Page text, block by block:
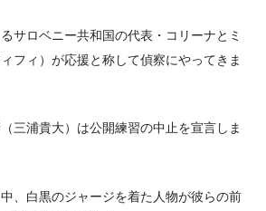
サロベニー共和国の代表・コリーナとミ
フィ）が応援と称して偵察にやってきま
三浦貴大）は公開練習の中止を宣言しま
、白黒のジャージを着た人物が彼らの前